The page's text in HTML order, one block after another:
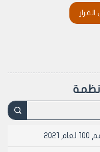
المطلوب تسييجه
شائكة او شبك معدني مع
بين البواري
اعتبارا من منسوب الأرض